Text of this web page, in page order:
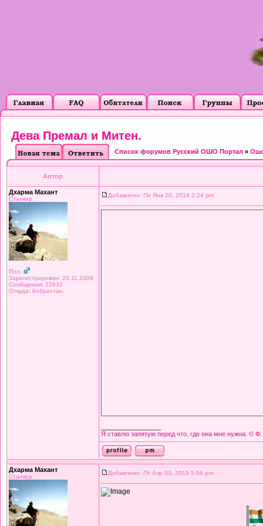
Дева Премал и Митен.
Список форумов Русский ОШО Портал »
Автор
Дхарма Махант
Сталкер.
Пол:
Зарегистрирован: 23.11.2006
Сообщения: 22632
Откуда: Кобристан.
Добавлено: Пн Янв 20, 2014 2:24 pm
Я ставлю запятую перед что, где она мне нужна. ©
Дхарма Махант
Сталкер.
Добавлено: Пт Апр 03, 2015 5:56 pm